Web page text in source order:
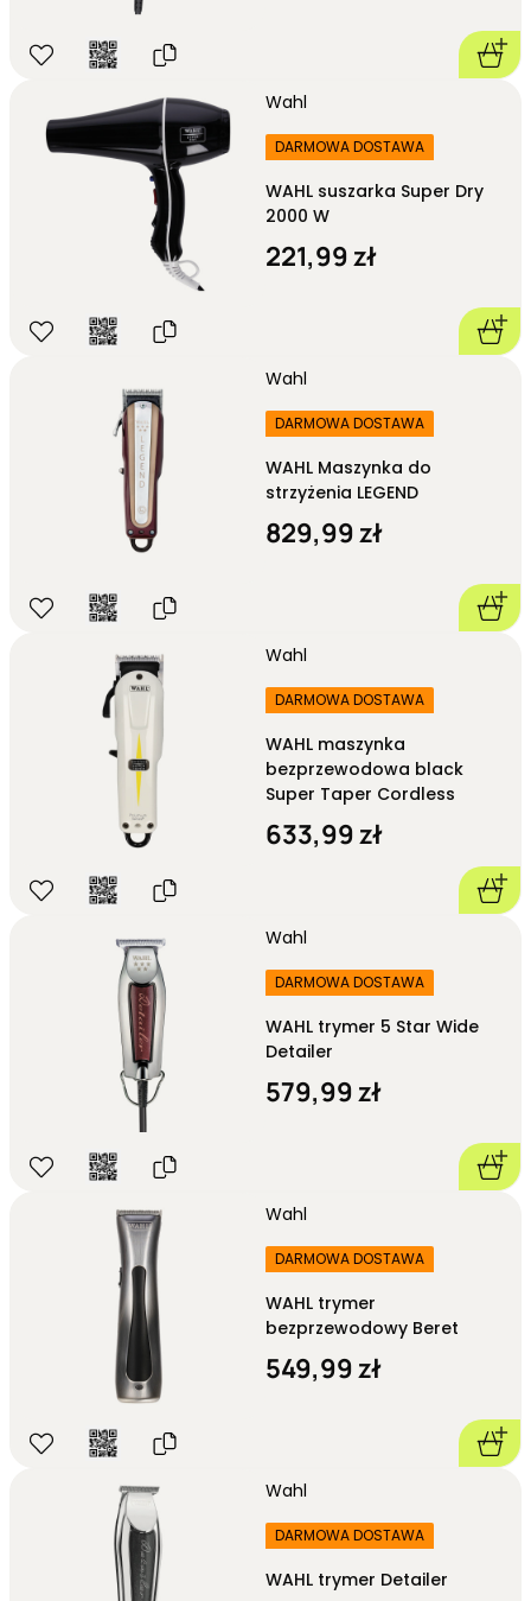
Wahl
DARMOWA DOSTAWA
WAHL suszarka Super Dry
2000 W
221,99 zł
Wahl
DARMOWA DOSTAWA
WAHL Maszynka do
strzyżenia LEGEND
829,99 zł
Wahl
DARMOWA DOSTAWA
WAHL maszynka
bezprzewodowa black
Super Taper Cordless
633,99 zł
Wahl
DARMOWA DOSTAWA
WAHL trymer 5 Star Wide
Detailer
579,99 zł
Wahl
DARMOWA DOSTAWA
WAHL trymer
bezprzewodowy Beret
549,99 zł
Wahl
DARMOWA DOSTAWA
WAHL trymer Detailer